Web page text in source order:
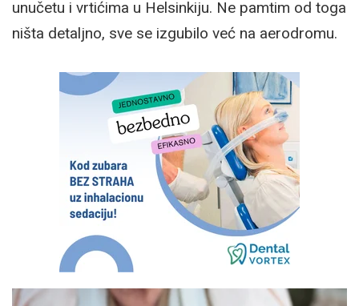
unučetu i vrtićima u Helsinkiju. Ne pamtim od toga
ništa detaljno, sve se izgubilo već na aerodromu.